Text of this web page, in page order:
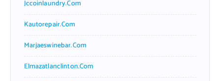
Jccoinlaundry.com
Kautorepair.com
Marjaeswinebar.com
Elmazatlanclinton.com